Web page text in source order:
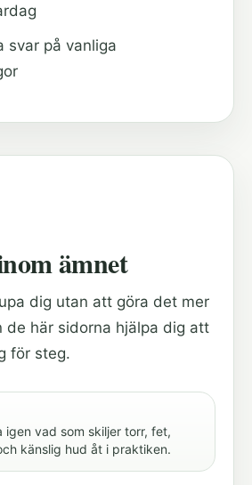
svar på vanliga
ämnet
dig utan att göra det mer
de här sidorna hjälpa dig att
för steg.
igen vad som skiljer torr, fet,
känslig hud åt i praktiken.